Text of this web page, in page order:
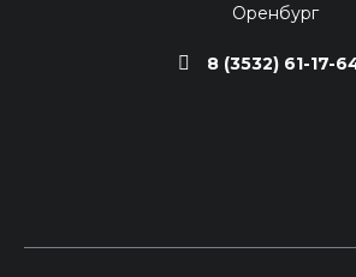
Оренбург
8 (3532) 61-17-